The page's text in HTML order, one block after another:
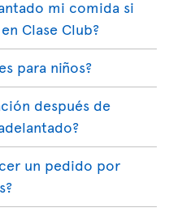
mi comida si
Clase Club?
para niños?
después de
un pedido por